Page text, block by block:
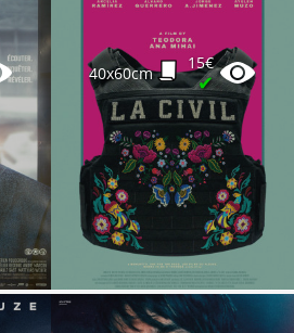
40x60cm
15€
✔